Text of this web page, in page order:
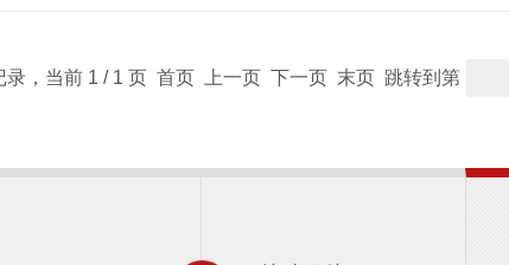
录，当前 1 / 1 页 首页 上一页 下一页 末页 跳转到第